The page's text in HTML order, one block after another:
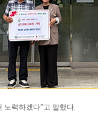
노력하겠다”고 말했다.